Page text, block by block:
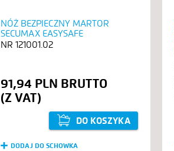
NÓŻ BEZPIECZNY MARTOR
SECUMAX EASYSAFE
121001.02
91,94 PLN
DO KOSZYKA
DODAJ DO SCHOWKA